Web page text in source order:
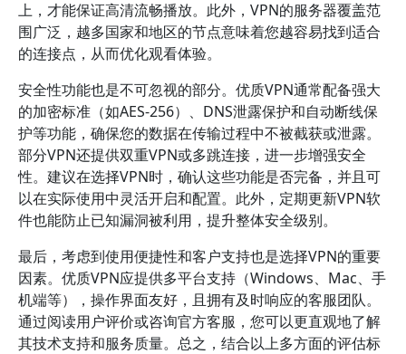
上，才能保证高清流畅播放。此外，VPN的服务器覆盖范
围广泛，越多国家和地区的节点意味着您越容易找到适合
的连接点，从而优化观看体验。
安全性功能也是不可忽视的部分。优质VPN通常配备强大
的加密标准（如AES-256）、DNS泄露保护和自动断线保
护等功能，确保您的数据在传输过程中不被截获或泄露。
部分VPN还提供双重VPN或多跳连接，进一步增强安全
性。建议在选择VPN时，确认这些功能是否完备，并且可
以在实际使用中灵活开启和配置。此外，定期更新VPN软
件也能防止已知漏洞被利用，提升整体安全级别。
最后，考虑到使用便捷性和客户支持也是选择VPN的重要
因素。优质VPN应提供多平台支持（Windows、Mac、手
机端等），操作界面友好，且拥有及时响应的客服团队。
通过阅读用户评价或咨询官方客服，您可以更直观地了解
其技术支持和服务质量。总之，结合以上多方面的评估标